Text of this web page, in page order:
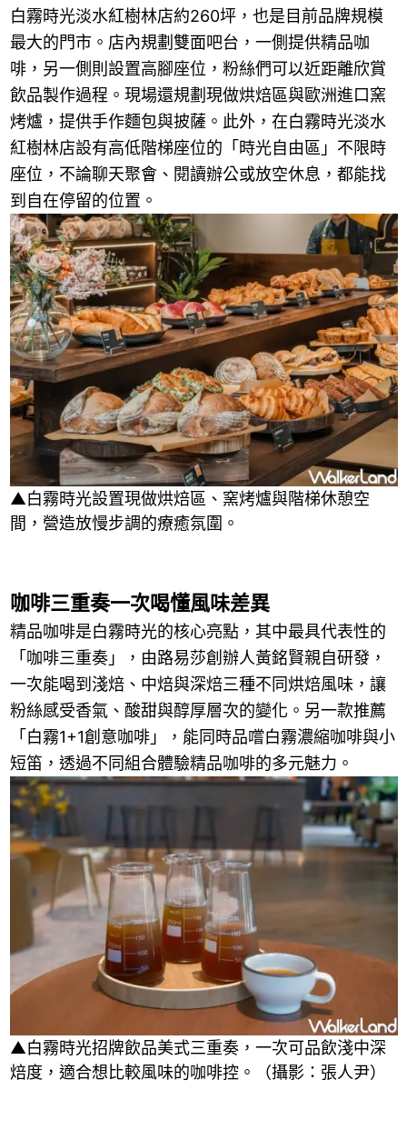
白霧時光淡水紅樹林店約260坪，也是目前品牌規模
最大的門市。店內規劃雙面吧台，一側提供精品咖
啡，另一側則設置高腳座位，粉絲們可以近距離欣賞
飲品製作過程。現場還規劃現做烘焙區與歐洲進口窯
烤爐，提供手作麵包與披薩。此外，在白霧時光淡水
紅樹林店設有高低階梯座位的「時光自由區」不限時
座位，不論聊天聚會、閱讀辦公或放空休息，都能找
到自在停留的位置。
▲白霧時光設置現做烘焙區、窯烤爐與階梯休憩空
間，營造放慢步調的療癒氛圍。
咖啡三重奏一次喝懂風味差異
精品咖啡是白霧時光的核心亮點，其中最具代表性的
「咖啡三重奏」，由路易莎創辦人黃銘賢親自研發，
一次能喝到淺焙、中焙與深焙三種不同烘焙風味，讓
粉絲感受香氣、酸甜與醇厚層次的變化。另一款推薦
「白霧1+1創意咖啡」，能同時品嚐白霧濃縮咖啡與小
短笛，透過不同組合體驗精品咖啡的多元魅力。
▲白霧時光招牌飲品美式三重奏，一次可品飲淺中深
焙度，適合想比較風味的咖啡控。（攝影：張人尹）